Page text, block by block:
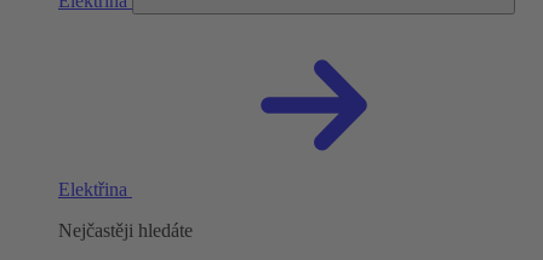
Elektřina
Nejčastěji hledáte